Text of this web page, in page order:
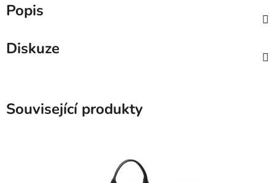
Popis
Diskuze
Související produkty